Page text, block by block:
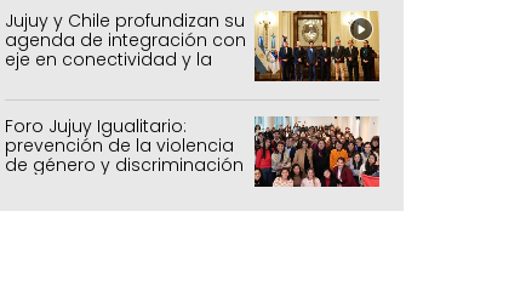
Jujuy y Chile profundizan su
agenda de integración con
eje en conectividad y la
mejora del Paso de Jama
Foro Jujuy Igualitario:
prevención de la violencia
de género y discriminación